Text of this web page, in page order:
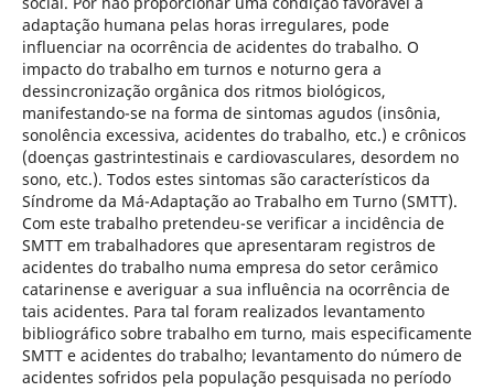
adaptação humana pelas horas irregulares, pode
influenciar na ocorrência de acidentes do trabalho. O
impacto do trabalho em turnos e noturno gera a
dessincronização orgânica dos ritmos biológicos,
manifestando-se na forma de sintomas agudos (insônia,
sonolência excessiva, acidentes do trabalho, etc.) e crônicos
(doenças gastrintestinais e cardiovasculares, desordem no
sono, etc.). Todos estes sintomas são característicos da
Síndrome da Má-Adaptação ao Trabalho em Turno (SMTT).
Com este trabalho pretendeu-se verificar a incidência de
SMTT em trabalhadores que apresentaram registros de
acidentes do trabalho numa empresa do setor cerâmico
catarinense e averiguar a sua influência na ocorrência de
tais acidentes. Para tal foram realizados levantamento
bibliográfico sobre trabalho em turno, mais especificamente
SMTT e acidentes do trabalho; levantamento do número de
acidentes sofridos pela população pesquisada no período